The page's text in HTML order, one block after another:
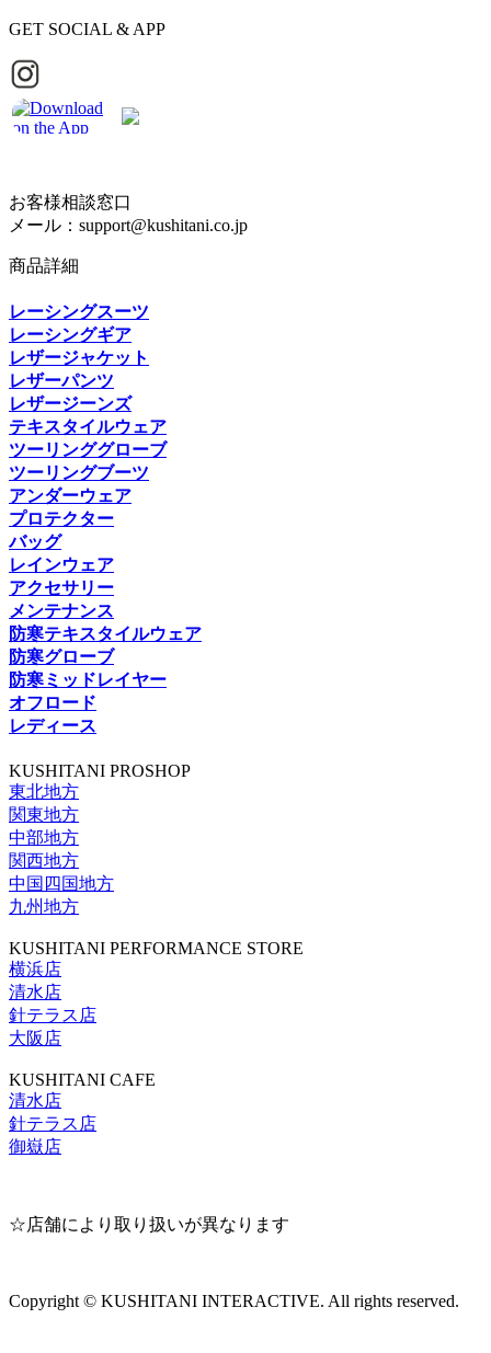
GET SOCIAL & APP
お客様相談窓口
メール：support@kushitani.co.jp
商品詳細
レーシングスーツ
レーシングギア
レザージャケット
レザーパンツ
レザージーンズ
テキスタイルウェア
ツーリンググローブ
ツーリングブーツ
アンダーウェア
プロテクター
バッグ
レインウェア
アクセサリー
メンテナンス
防寒テキスタイルウェア
防寒グローブ
防寒ミッドレイヤー
オフロード
レディース
KUSHITANI PROSHOP
東北地方
関東地方
中部地方
関西地方
中国四国地方
九州地方
KUSHITANI PERFORMANCE STORE
横浜店
清水店
針テラス店
大阪店
KUSHITANI CAFE
清水店
針テラス店
御嶽店
☆店舗により取り扱いが異なります
Copyright © KUSHITANI INTERACTIVE. All rights reserved.